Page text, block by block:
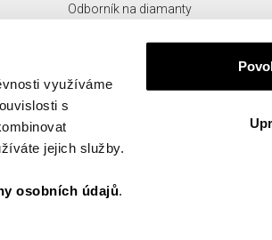
využíváme
s
jejich služby.
osobních údajů.
Odborník na diamanty
info@apart.cz